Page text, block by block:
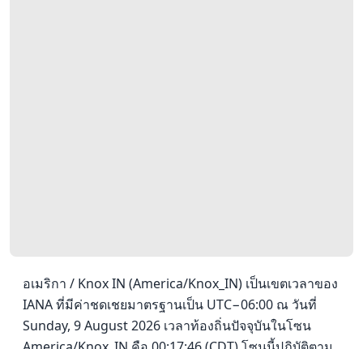
อเมริกา / Knox IN (America/Knox_IN) เป็นเขตเวลาของ
IANA ที่มีค่าชดเชยมาตรฐานเป็น UTC−06:00 ณ วันที่
Sunday, 9 August 2026 เวลาท้องถิ่นปัจจุบันในโซน